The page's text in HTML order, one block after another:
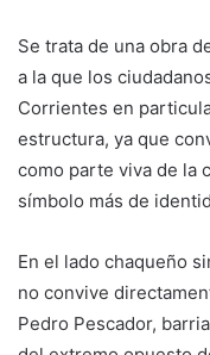
Se trata de una obra
a la que los
Corrientes en
estructura, ya que
como parte viva de la
símbolo más de
En el lado chaqueño
no convive
Pedro Pescador,